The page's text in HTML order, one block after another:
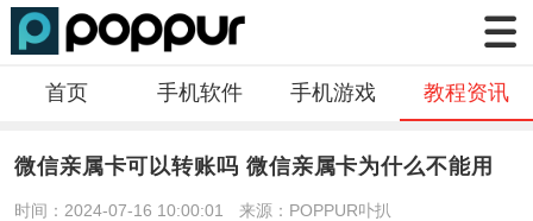
首页 手机软件 手机游戏 教程资讯
微信亲属卡可以转账吗 微信亲属卡为什么不能用
时间：2024-07-16 10:00:01 来源：POPPUR卟扒